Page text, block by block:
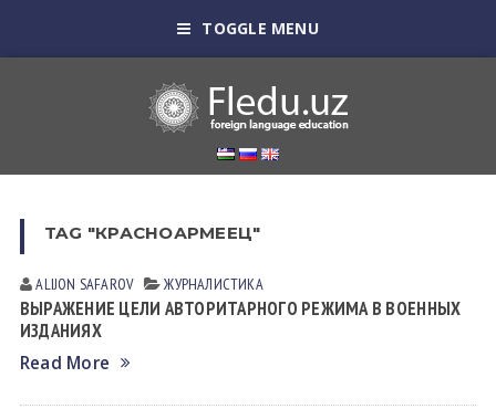
TOGGLE MENU
TAG "КРАСНОАРМЕЕЦ"
ALIJON SAFAROV ЖУРНАЛИСТИКА
ВЫРАЖЕНИЕ ЦЕЛИ АВТОРИТАРНОГО РЕЖИМА В ВОЕННЫХ
ИЗДАНИЯХ
Read More